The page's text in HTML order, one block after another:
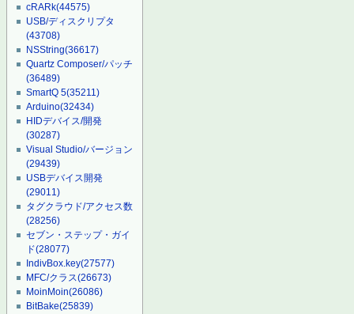
cRARk(44575)
USB/ディスクリプタ
(43708)
NSString(36617)
Quartz Composer/パッチ
(36489)
SmartQ 5(35211)
Arduino(32434)
HIDデバイス/開発
(30287)
Visual Studio/バージョン
(29439)
USBデバイス開発
(29011)
タグクラウド/アクセス数
(28256)
セブン・ステップ・ガイ
ド(28077)
IndivBox.key(27577)
MFC/クラス(26673)
MoinMoin(26086)
BitBake(25839)